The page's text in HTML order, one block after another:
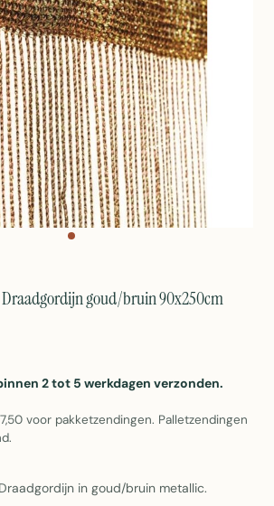
Draadgordijn goud/bruin 90x250cm
2 tot 5 werkdagen verzonden.
voor pakketzendingen. Palletzendingen
in goud/bruin metallic.